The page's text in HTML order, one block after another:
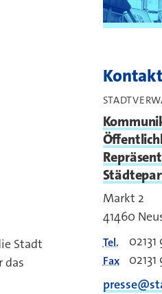
Stadt
das
Kontakt
Markt 2
41460
Tel.
Fax